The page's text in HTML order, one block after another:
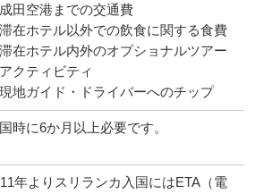
成田空港までの交通費
滞在ホテル以外での飲食に関する食費
滞在ホテル内外のオプショナルツアー
クティビティ
現地ガイド・ドライバーへのチップ
時に6か月以上必要です。
年よりスリランカ入国にはETA（電